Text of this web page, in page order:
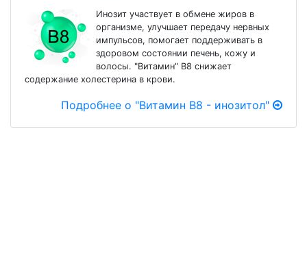
Инозит участвует в обмене жиров в
организме, улучшает передачу нервных
импульсов, помогает поддерживать в
здоровом состоянии печень, кожу и
волосы. "Витамин" B8 снижает
содержание холестерина в крови.
Подробнее о "Витамин В8 - инозитол"